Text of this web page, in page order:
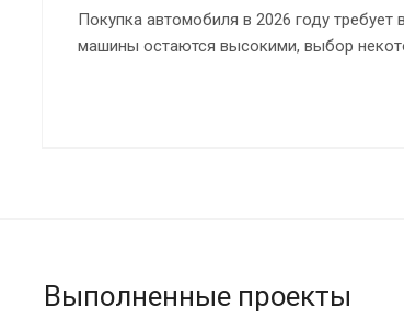
Покупка автомобиля в 2026 году
машины остаются высокими, выбор
Выполненные проекты